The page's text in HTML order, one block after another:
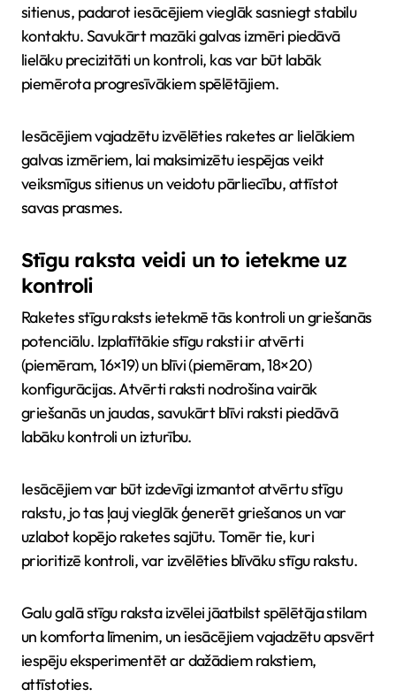
sitienus, padarot iesācējiem vieglāk sasniegt stabilu
kontaktu. Savukārt mazāki galvas izmēri piedāvā
lielāku precizitāti un kontroli, kas var būt labāk
piemērota progresīvākiem spēlētājiem.
Iesācējiem vajadzētu izvēlēties raketes ar lielākiem
galvas izmēriem, lai maksimizētu iespējas veikt
veiksmīgus sitienus un veidotu pārliecību, attīstot
savas prasmes.
Stīgu raksta veidi un to ietekme uz
kontroli
Raketes stīgu raksts ietekmē tās kontroli un griešanās
potenciālu. Izplatītākie stīgu raksti ir atvērti
(piemēram, 16×19) un blīvi (piemēram, 18×20)
konfigurācijas. Atvērti raksti nodrošina vairāk
griešanās un jaudas, savukārt blīvi raksti piedāvā
labāku kontroli un izturību.
Iesācējiem var būt izdevīgi izmantot atvērtu stīgu
rakstu, jo tas ļauj vieglāk ģenerēt griešanos un var
uzlabot kopējo raketes sajūtu. Tomēr tie, kuri
prioritizē kontroli, var izvēlēties blīvāku stīgu rakstu.
Galu galā stīgu raksta izvēlei jāatbilst spēlētāja stilam
un komforta līmenim, un iesācējiem vajadzētu apsvērt
iespēju eksperimentēt ar dažādiem rakstiem,
attīstoties.